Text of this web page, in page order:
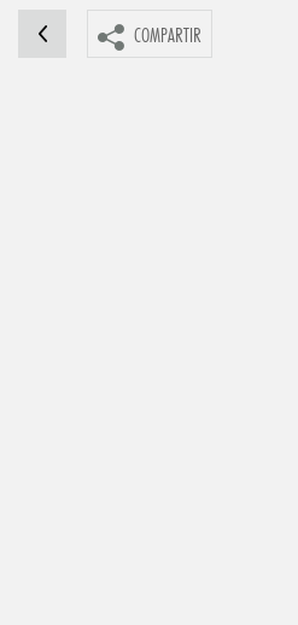
COMPARTIR